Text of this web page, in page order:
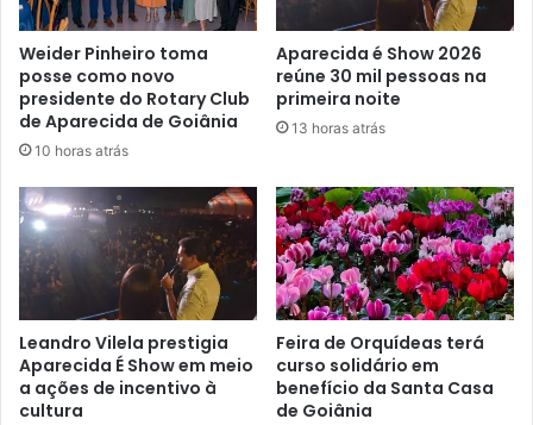
Weider Pinheiro toma
posse como novo
presidente do Rotary Club
de Aparecida de Goiânia
10 horas atrás
Aparecida é Show 2026
reúne 30 mil pessoas na
primeira noite
13 horas atrás
Leandro Vilela prestigia
Aparecida É Show em meio
a ações de incentivo à
cultura
Feira de Orquídeas terá
curso solidário em
benefício da Santa Casa
de Goiânia